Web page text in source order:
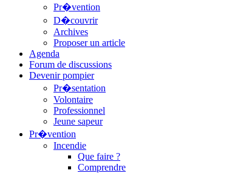
Pr�vention
D�couvrir
Archives
Proposer un article
Agenda
Forum de discussions
Devenir pompier
Pr�sentation
Volontaire
Professionnel
Jeune sapeur
Pr�vention
Incendie
Que faire ?
Comprendre